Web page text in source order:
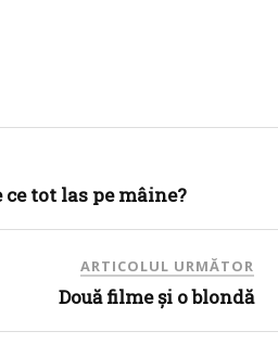
ce tot las pe mâine?
ARTICOLUL URMĂTOR
Două filme şi o blondă